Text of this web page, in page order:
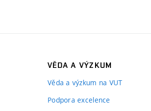
VĚDA A VÝZKUM
Věda a výzkum na VUT
Podpora excelence